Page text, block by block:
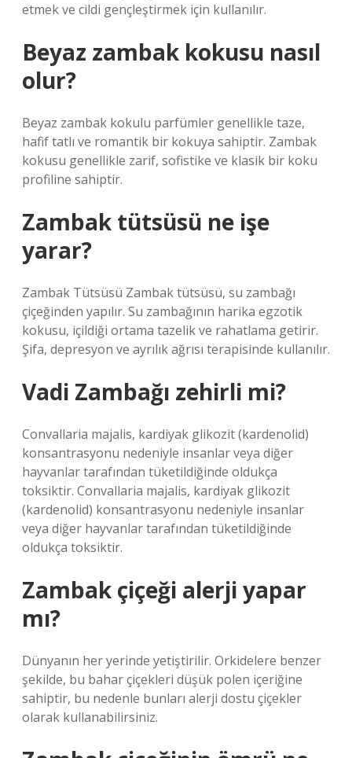
etmek ve cildi gençleştirmek için kullanılır.
Beyaz zambak kokusu nasıl
olur?
Beyaz zambak kokulu parfümler genellikle taze,
hafif tatlı ve romantik bir kokuya sahiptir. Zambak
kokusu genellikle zarif, sofistike ve klasik bir koku
profiline sahiptir.
Zambak tütsüsü ne işe
yarar?
Zambak Tütsüsü Zambak tütsüsü, su zambağı
çiçeğinden yapılır. Su zambağının harika egzotik
kokusu, içildiği ortama tazelik ve rahatlama getirir.
Şifa, depresyon ve ayrılık ağrısı terapisinde kullanılır.
Vadi Zambağı zehirli mi?
Convallaria majalis, kardiyak glikozit (kardenolid)
konsantrasyonu nedeniyle insanlar veya diğer
hayvanlar tarafından tüketildiğinde oldukça
toksiktir. Convallaria majalis, kardiyak glikozit
(kardenolid) konsantrasyonu nedeniyle insanlar
veya diğer hayvanlar tarafından tüketildiğinde
oldukça toksiktir.
Zambak çiçeği alerji yapar
mı?
Dünyanın her yerinde yetiştirilir. Orkidelere benzer
şekilde, bu bahar çiçekleri düşük polen içeriğine
sahiptir, bu nedenle bunları alerji dostu çiçekler
olarak kullanabilirsiniz.